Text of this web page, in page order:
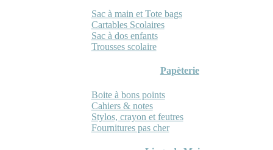
Sac à main et Tote bags
Cartables Scolaires
Sac à dos enfants
Trousses scolaire
Papèterie
Boite à bons points
Cahiers & notes
Stylos, crayon et feutres
Fournitures pas cher